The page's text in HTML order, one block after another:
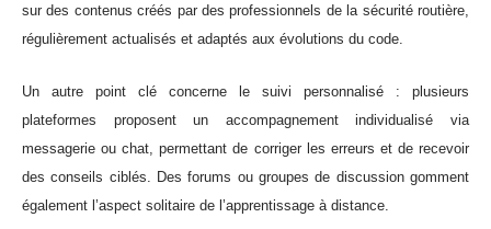
sur des contenus créés par des professionnels de la sécurité routière,
régulièrement actualisés et adaptés aux évolutions du code.
Un autre point clé concerne le suivi personnalisé : plusieurs
plateformes proposent un accompagnement individualisé via
messagerie ou chat, permettant de corriger les erreurs et de recevoir
des conseils ciblés. Des forums ou groupes de discussion gomment
également l’aspect solitaire de l’apprentissage à distance.